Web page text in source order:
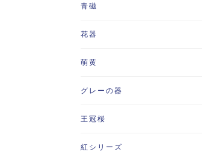
青磁
花器
萌黄
グレーの器
王冠桜
紅シリーズ